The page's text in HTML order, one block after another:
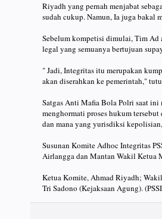
Riyadh yang pernah menjabat
sudah cukup. Namun, Ia juga bakal
Sebelum kompetisi dimulai, Tim Ad
legal yang semuanya bertujuan
" Jadi, Integritas itu merupakan
akan diserahkan ke pemerintah,"
Satgas Anti Mafia Bola Polri saat ini
menghormati proses hukum
dan mana yang yurisdiksi
Susunan Komite Adhoc Integritas
Airlangga dan Mantan Wakil Ketua
Ketua Komite, Ahmad Riyadh;
Tri Sadono (Kejaksaan Agung).